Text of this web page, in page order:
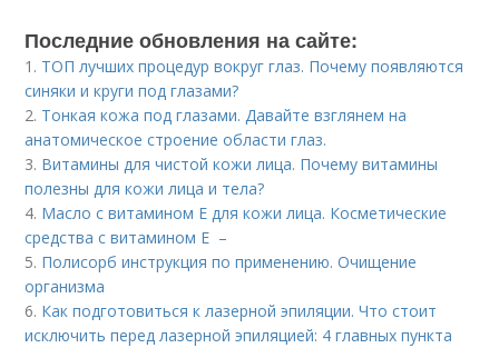
Последние обновления на сайте:
1. ТОП лучших процедур вокруг глаз. Почему появляются
синяки и круги под глазами?
2. Тонкая кожа под глазами. Давайте взглянем на
анатомическое строение области глаз.
3. Витамины для чистой кожи лица. Почему витамины
полезны для кожи лица и тела?
4. Масло с витамином Е для кожи лица. Косметические
средства с витамином Е –
5. Полисорб инструкция по применению. Очищение
организма
6. Как подготовиться к лазерной эпиляции. Что стоит
исключить перед лазерной эпиляцией: 4 главных пункта